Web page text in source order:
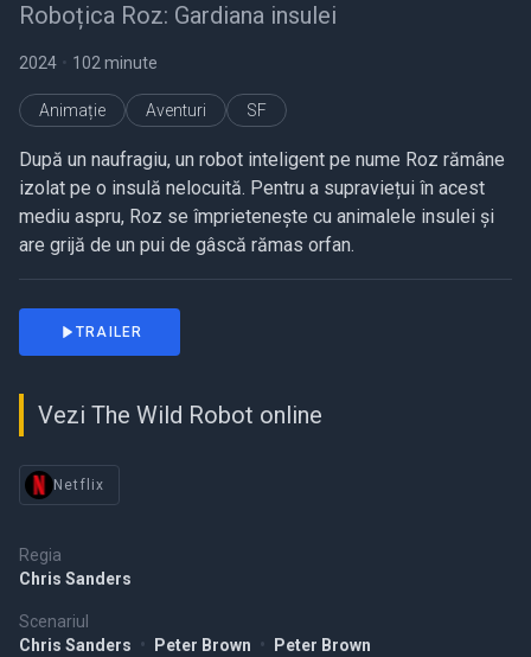
Roboțica Roz: Gardiana insulei
2024 • 102 minute
Animație Aventuri SF
După un naufragiu, un robot inteligent pe nume Roz rămâne
izolat pe o insulă nelocuită. Pentru a supraviețui în acest
mediu aspru, Roz se împrietenește cu animalele insulei și
are grijă de un pui de gâscă rămas orfan.
Regia
Chris Sanders
Scenariul
Chris Sanders • Peter Brown • Peter Brown
TRAILER
Vezi The Wild Robot online
Netflix